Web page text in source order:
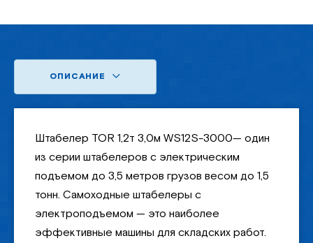
ОПИСАНИЕ
Штабелер TOR 1,2т 3,0м WS12S-3000— один
из серии штабелеров с электрическим
подъемом до 3,5 метров грузов весом до 1,5
тонн. Самоходные штабелеры с
электроподъемом — это наиболее
эффективные машины для складских работ.